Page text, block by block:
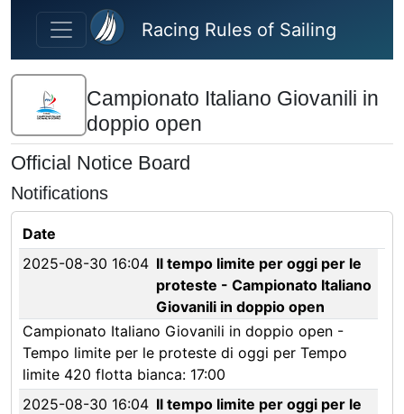
Skip to main content
Racing Rules of Sailing
Campionato Italiano Giovanili in
doppio open
Official Notice Board
Notifications
Date
2025-08-30 16:04 Il tempo limite per oggi per le
proteste - Campionato Italiano
Giovanili in doppio open
Campionato Italiano Giovanili in doppio open -
Tempo limite per le proteste di oggi per Tempo
limite 420 flotta bianca: 17:00
2025-08-30 16:04 Il tempo limite per oggi per le